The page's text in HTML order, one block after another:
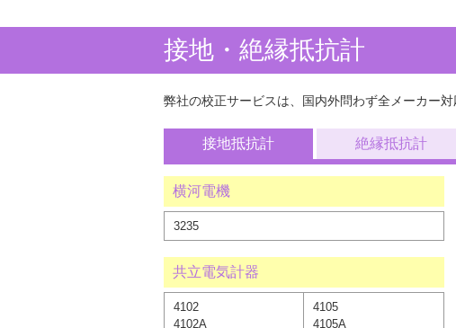
接地・絶縁抵抗計
弊社の校正サービスは、国内外問わず全メーカー
接地抵抗計 絶縁抵抗計
横河電機
3235
共立電気計器
4102
4102A
4105
4105A